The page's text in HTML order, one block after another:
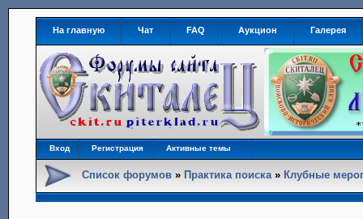
На главную Чат FAQ Аукцион Галерея
Вход Регистрация Активные темы
Список форумов » Практика поиска» Клубные